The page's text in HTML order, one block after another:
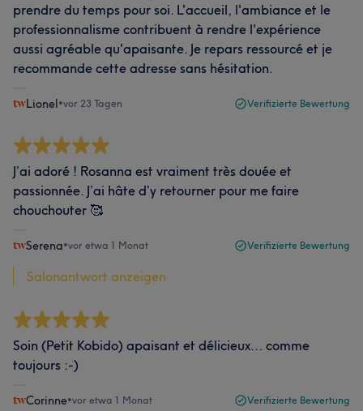
prendre du temps pour soi. L'accueil, l'ambiance et le
professionnalisme contribuent à rendre l'expérience
aussi agréable qu'apaisante. Je repars ressourcé et je
recommande cette adresse sans hésitation.
Lionel•vor 23 Tagen Verifizierte Bewertung
J’ai adoré ! Rosanna est vraiment très douée et
passionnée. J’ai hâte d’y retourner pour me faire
chouchouter 🥰
Serena•vor etwa 1 Monat Verifizierte Bewertung
Salonantwort anzeigen
Soin (Petit Kobido) apaisant et délicieux… comme
toujours :-)
Corinne•vor etwa 1 Monat Verifizierte Bewertung